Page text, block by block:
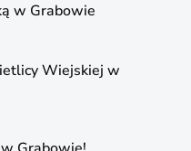
w Grabowie
Wiejskiej w